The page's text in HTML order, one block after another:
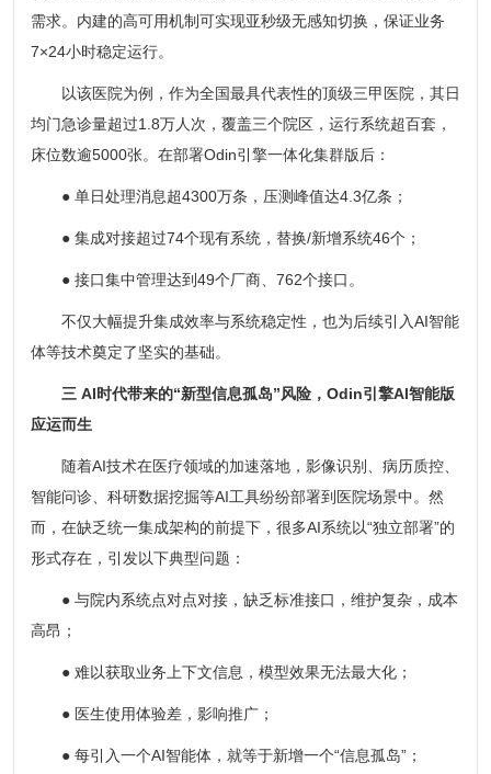
需求。内建的高可用机制可实现亚秒级无感知切换，保证业务
7×24小时稳定运行。
以该医院为例，作为全国最具代表性的顶级三甲医院，其日
均门急诊量超过1.8万人次，覆盖三个院区，运行系统超百套，
床位数逾5000张。在部署Odin引擎一体化集群版后：
● 单日处理消息超4300万条，压测峰值达4.3亿条；
● 集成对接超过74个现有系统，替换/新增系统46个；
● 接口集中管理达到49个厂商、762个接口。
不仅大幅提升集成效率与系统稳定性，也为后续引入AI智能
体等技术奠定了坚实的基础。
三 AI时代带来的“新型信息孤岛”风险，Odin引擎AI智能版
应运而生
随着AI技术在医疗领域的加速落地，影像识别、病历质控、
智能问诊、科研数据挖掘等AI工具纷纷部署到医院场景中。然
而，在缺乏统一集成架构的前提下，很多AI系统以“独立部署”的
形式存在，引发以下典型问题：
● 与院内系统点对点对接，缺乏标准接口，维护复杂，成本
高昂；
● 难以获取业务上下文信息，模型效果无法最大化；
● 医生使用体验差，影响推广；
● 每引入一个AI智能体，就等于新增一个“信息孤岛”；